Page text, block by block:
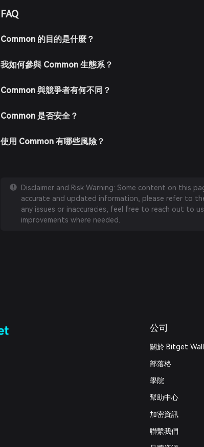
FAQ
Common 的目的是什麼？
我如何參與 Common 生態系？
Common 與競爭者有何不同？
Common 是否安全？
使用 Common 有哪些風險？
Disclaimer and Risk Warning: Some content on this
accurate and updated information, please refer to
any issues or inaccuracies, feel free to reach out to
improvements where needed.
公司
關於 Bitget
部落格
學院
幫助中心
加密資訊
‌聯繫我們